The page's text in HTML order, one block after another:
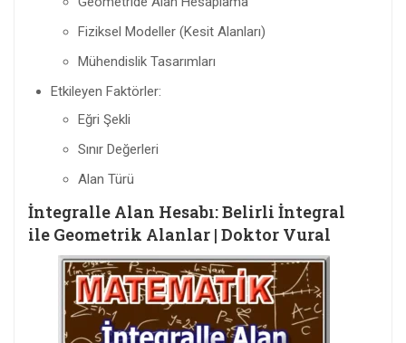
Fiziksel Modeller (Kesit Alanları)
Mühendislik Tasarımları
Etkileyen Faktörler:
Eğri Şekli
Sınır Değerleri
Alan Türü
İntegralle Alan Hesabı: Belirli İntegral
ile Geometrik Alanlar | Doktor Vural